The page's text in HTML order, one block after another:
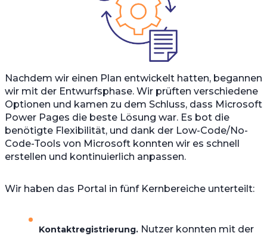
Nachdem wir einen Plan entwickelt hatten, begannen
wir mit der Entwurfsphase. Wir prüften verschiedene
Optionen und kamen zu dem Schluss, dass Microsoft
Power Pages die beste Lösung war. Es bot die
benötigte Flexibilität, und dank der Low-Code/No-
Code-Tools von Microsoft konnten wir es schnell
erstellen und kontinuierlich anpassen.
Wir haben das Portal in fünf Kernbereiche unterteilt:
Kontaktregistrierung. Nutzer konnten mit der